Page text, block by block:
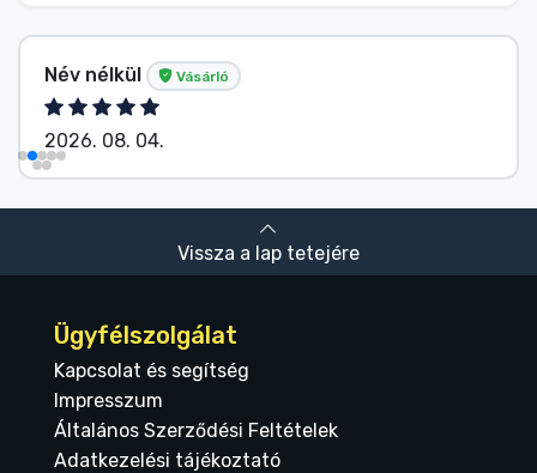
Név nélkül Vásárló
2026. 08. 04.
Vissza a lap tetejére
Ügyfélszolgálat
Kapcsolat és segítség
Impresszum
Általános Szerződési Feltételek
Adatkezelési tájékoztató